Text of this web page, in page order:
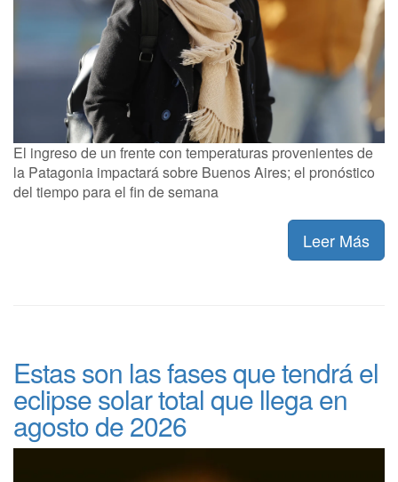
El ingreso de un frente con temperaturas provenientes de
la Patagonia impactará sobre Buenos Aires; el pronóstico
del tiempo para el fin de semana
Leer Más
Estas son las fases que tendrá el
eclipse solar total que llega en
agosto de 2026